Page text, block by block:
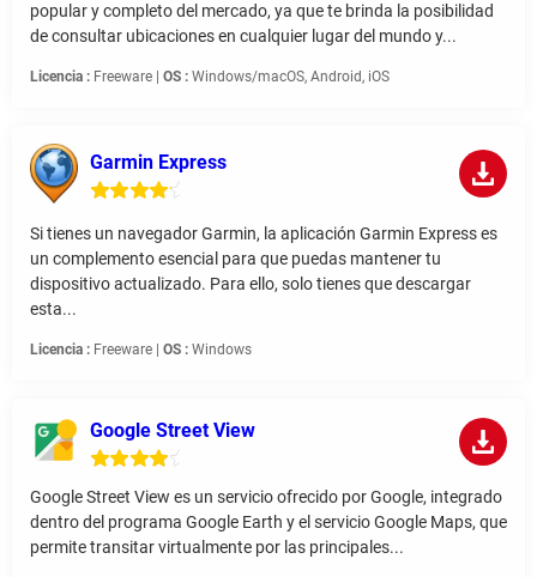
popular y completo del mercado, ya que te brinda la posibilidad
de consultar ubicaciones en cualquier lugar del mundo y...
Licencia : Freeware | OS : Windows/macOS, Android, iOS
Garmin Express
Si tienes un navegador Garmin, la aplicación Garmin Express es
un complemento esencial para que puedas mantener tu
dispositivo actualizado. Para ello, solo tienes que descargar
esta...
Licencia : Freeware | OS : Windows
Google Street View
Google Street View es un servicio ofrecido por Google, integrado
dentro del programa Google Earth y el servicio Google Maps, que
permite transitar virtualmente por las principales...